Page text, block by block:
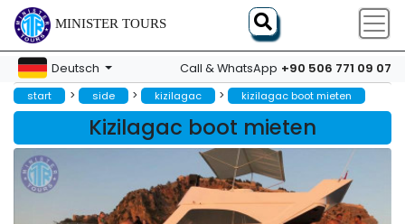
MINISTER TOURS
Deutsch Call & WhatsApp +90 506 771 09 07
start > side > kizilagac > kizilagac boot mieten
Kizilagac boot mieten